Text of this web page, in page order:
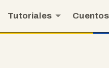
Tutoriales Cuentos